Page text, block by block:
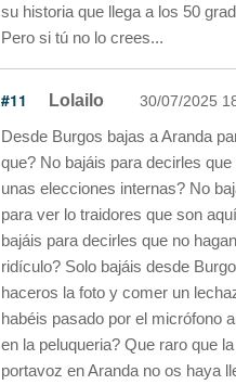
su historia que llega a los 50
Pero si tú no lo crees...
#11 Lolailo 30/07/2025
Desde Burgos bajas a Aranda
que? No bajáis para decirles que
unas elecciones internas? No
para ver lo traidores que son
bajáis para decirles que no
ridículo? Solo bajáis desde
haceros la foto y comer un
habéis pasado por el micrófono
en la peluqueria? Que raro que la
portavoz en Aranda no os haya